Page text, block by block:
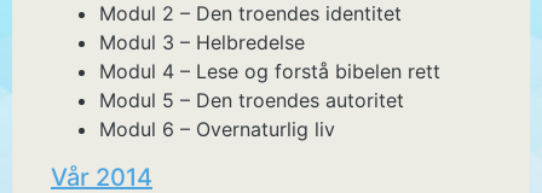
Modul 2 – Den troendes identitet
Modul 3 – Helbredelse
Modul 4 – Lese og forstå bibelen rett
Modul 5 – Den troendes autoritet
Modul 6 – Overnaturlig liv
Vår 2014